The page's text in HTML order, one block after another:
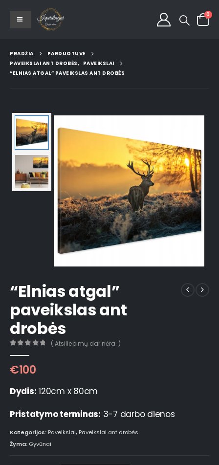
0
PRADŽIA
PARDUOTUVĖ
PAVEIKSLAI ANT DROBĖS, PAVEIKSLAI
“ELNIAS ATGAL” PAVEIKSLAS ANT DROBĖS
“Elnias atgal”
paveikslas ant
drobės
( Atsiliepimų dar nėra. )
€100
Dydis: 120cm x 80cm
Pristatymo terminas: 3-7 darbo dienos
Kategorijos: Paveikslai, Paveikslai ant drobės
Žyma: Gyvūnai